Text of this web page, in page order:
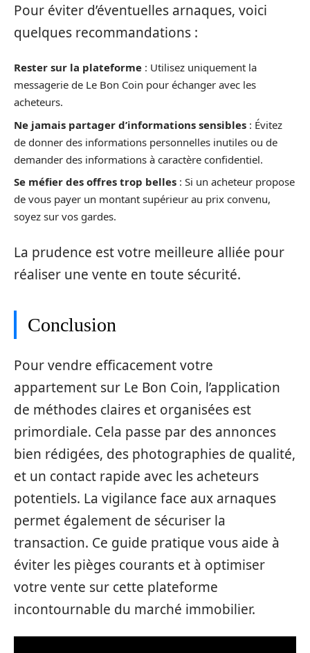
Pour éviter d’éventuelles arnaques, voici
quelques recommandations :
Rester sur la plateforme : Utilisez uniquement la
messagerie de Le Bon Coin pour échanger avec les
acheteurs.
Ne jamais partager d’informations sensibles : Évitez
de donner des informations personnelles inutiles ou de
demander des informations à caractère confidentiel.
Se méfier des offres trop belles : Si un acheteur propose
de vous payer un montant supérieur au prix convenu,
soyez sur vos gardes.
La prudence est votre meilleure alliée pour
réaliser une vente en toute sécurité.
Conclusion
Pour vendre efficacement votre
appartement sur Le Bon Coin, l’application
de méthodes claires et organisées est
primordiale. Cela passe par des annonces
bien rédigées, des photographies de qualité,
et un contact rapide avec les acheteurs
potentiels. La vigilance face aux arnaques
permet également de sécuriser la
transaction. Ce guide pratique vous aide à
éviter les pièges courants et à optimiser
votre vente sur cette plateforme
incontournable du marché immobilier.